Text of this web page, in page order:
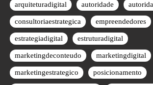
arquiteturadigital autoridade
consultoriaestrategica empreendedores
estrategiadigital estruturadigital
marketingdeconteudo marketingdigital
marketingestrategico posicionamento